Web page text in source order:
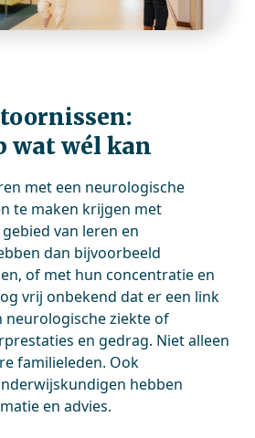
wat wél kan
met een neurologische
te maken krijgen met
van leren en
dan bijvoorbeeld
of met hun concentratie en
vrij onbekend dat er een link
neurologische ziekte of
en gedrag. Niet alleen
familieleden. Ook
hebben
en advies.